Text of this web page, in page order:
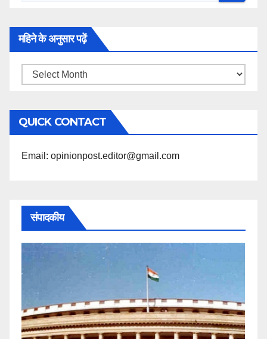
महिने के अनुसार पढ़ें
महिने
अनुसार
पढ़ें
QUICK CONTACT
Email: opinionpost.editor@gmail.com
संपादकीय